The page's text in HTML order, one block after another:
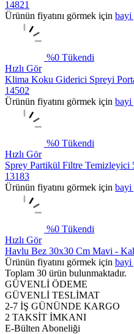
14821
Ürünün fiyatını görmek için bayi
%0 Tükendi
Hızlı Gör
Klima Koku Giderici Spreyi
14502
Ürünün fiyatını görmek için bayi
%0 Tükendi
Hızlı Gör
Sprey Partikül Filtre
13183
Ürünün fiyatını görmek için bayi
%0 Tükendi
Hızlı Gör
Havlu Bez 30x30 Cm Mavi -
Ürünün fiyatını görmek için bayi
Toplam 30 ürün bulunmaktadır.
GÜVENLİ ÖDEME
GÜVENLİ TESLİMAT
2-7 İŞ GÜNÜNDE KARGO
2 TAKSİT İMKANI
E-Bülten Aboneliği